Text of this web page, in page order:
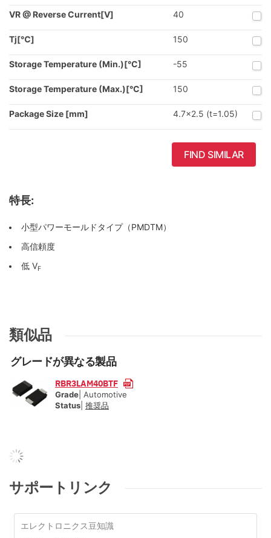
VR @ Reverse Current[V] 40
Tj[℃] 150
Storage Temperature (Min.)[°C] -55
Storage Temperature (Max.)[°C] 150
Package Size [mm] 4.7x2.5 (t=1.05)
FIND SIMILAR
特長:
小型パワーモールドタイプ（PMDTM）
高信頼度
低 VF
類似品
グレードが異なる製品
RBR3LAM40BTF
Grade | Automotive
Status 推奨品
サポートリンク
エレクトロニクス豆知識